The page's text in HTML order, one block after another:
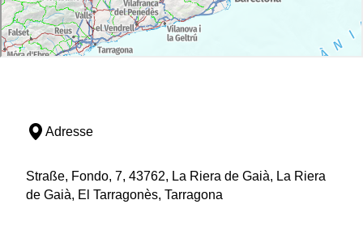
Adresse
Straße, Fondo, 7, 43762, La Riera de Gaià, La Riera
de Gaià, El Tarragonès, Tarragona